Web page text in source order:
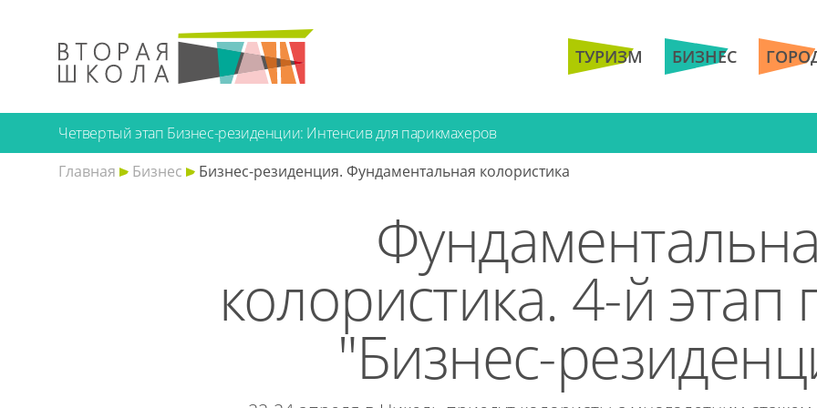
ТУРИЗМ БИЗНЕС
Четвертый этап Бизнес-резиденции: Интенсив для парикмахеров
Главная
Бизнес Бизнес-резиденция. Фундаментальная колористика
колористика. 4-й этап
"Бизнес-